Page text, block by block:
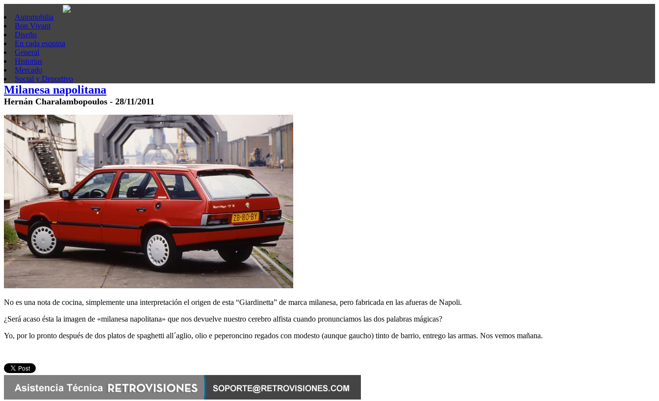
Automobilia
Bon Vivant
Diseño
En cada esquina
General
Historias
Mercado
Social y Deportivo
Milanesa napolitana
Hernán Charalambopoulos - 28/11/2011
No es una nota de cocina, simplemente una interpretación el origen de esta “Giardinetta” de marca milanesa, pero fabricada en las afueras de Napoli.
¿Será acaso ésta la imagen de «milanesa napolitana» que nos devuelve nuestro cerebro alfista cuando pronunciamos las dos palabras mágicas?
Yo, por lo pronto después de dos platos de spaghetti all´aglio, olio e peperoncino regados con modesto (aunque gaucho) tinto de barrio, entrego las armas. Nos vemos mañana.